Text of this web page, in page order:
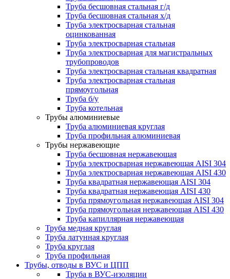
Труба бесшовная стальная г/д
Труба бесшовная стальная х/д
Труба электросварная стальная
оцинкованная
Труба электросварная стальная
Труба электросварная для магистральных
трубопроводов
Труба электросварная стальная квадратная
Труба электросварная стальная
прямоугольная
Труба б/у
Труба котельная
Трубы алюминиевые
Труба алюминиевая круглая
Труба профильная алюминиевая
Трубы нержавеющие
Труба бесшовная нержавеющая
Труба электросварная нержавеющая AISI 304
Труба электросварная нержавеющая AISI 430
Труба квадратная нержавеющая AISI 304
Труба квадратная нержавеющая AISI 430
Труба прямоугольная нержавеющая AISI 304
Труба прямоугольная нержавеющая AISI 430
Труба капиллярная нержавеющая
Труба медная круглая
Труба латунная круглая
Труба круглая
Труба профильная
Трубы, отводы в ВУС и ЦПП
Труба в ВУС-изоляции